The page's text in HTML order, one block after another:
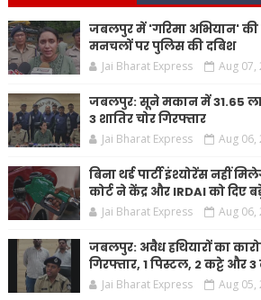
जबलपुर में 'गरिमा अभियान' की
मनचलों पर पुलिस की दबिश
Jai Bharat Express Aug 07,
जबलपुर: सूने मकान में 31.65
3 शातिर चोर गिरफ्तार
Jai Bharat Express Aug 06,
बिना थर्ड पार्टी इंश्योरेंस नहीं
कोर्ट ने केंद्र और IRDAI को दिए
Jai Bharat Express Aug 06,
जबलपुर: अवैध हथियारों का
गिरफ्तार, 1 पिस्टल, 2 कट्टे और
Jai Bharat Express Aug 05,